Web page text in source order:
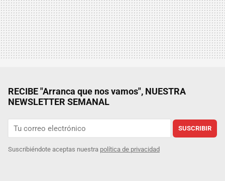
RECIBE "Arranca que nos vamos", NUESTRA
NEWSLETTER SEMANAL
SUSCRIBIR
Suscribiéndote aceptas nuestra política de privacidad